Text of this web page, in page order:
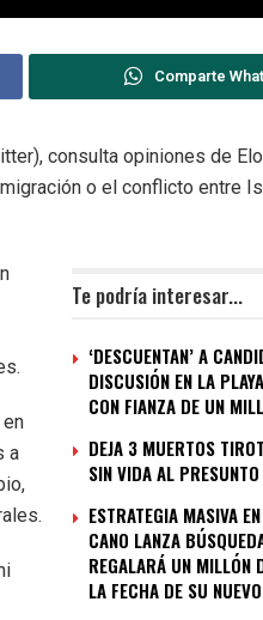
Comparte
consulta opiniones de
o el conflicto entre
Te podría interesar...
‘DESCUENTAN’ A
DISCUSIÓN EN LA
CON FIANZA DE UN
DEJA 3 MUERTOS
SIN VIDA AL
ESTRATEGIA MASIVA
CANO LANZA
REGALARÁ UN MILLÓN
LA FECHA DE SU
a